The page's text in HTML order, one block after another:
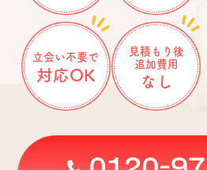
立会い不要で
対応OK
見積もり後
追加費用
なし